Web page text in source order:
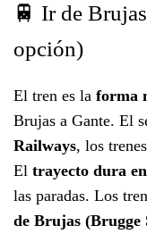
🚆 Ir de
opción)
El tren es la forma
Brujas a Gante. El
Railways, los
El trayecto dura
las paradas. Los
de Brujas (Brugge